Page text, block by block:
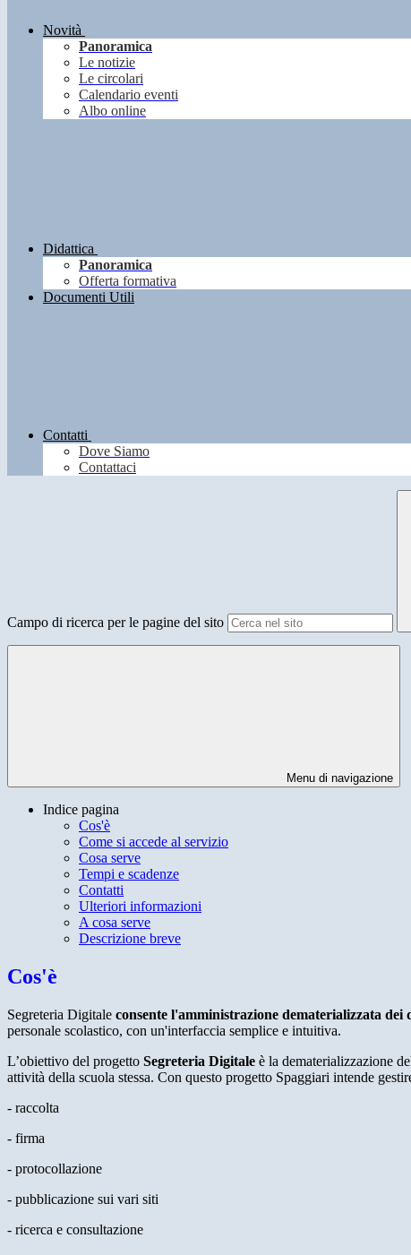
Novità
Panoramica
Le notizie
Le circolari
Calendario eventi
Albo online
Didattica
Panoramica
Offerta formativa
Documenti Utili
Contatti
Dove Siamo
Contattaci
Campo di ricerca per le pagine del sito
Menu di navigazione
Indice pagina
Cos'è
Come si accede al servizio
Cosa serve
Tempi e scadenze
Contatti
Ulteriori informazioni
A cosa serve
Descrizione breve
Cos'è
Segreteria Digitale consente l'amministrazione dematerializzata dei
personale scolastico, con un'interfaccia semplice e intuitiva.
L’obiettivo del progetto Segreteria Digitale è la dematerializzazione
attività della scuola stessa. Con questo progetto Spaggiari intende
- raccolta
- firma
- protocollazione
- pubblicazione sui vari siti
- ricerca e consultazione